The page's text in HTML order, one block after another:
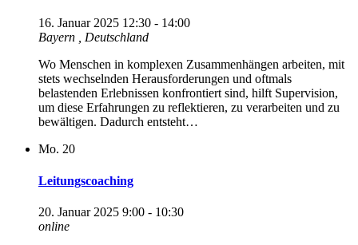
16. Januar 2025 12:30 - 14:00
Bayern
, Deutschland
Wo Menschen in komplexen Zusammenhängen arbeiten, mit
stets wechselnden Herausforderungen und oftmals
belastenden Erlebnissen konfrontiert sind, hilft Supervision,
um diese Erfahrungen zu reflektieren, zu verarbeiten und zu
bewältigen. Dadurch entsteht…
Mo. 20
Leitungscoaching
20. Januar 2025 9:00 - 10:30
online